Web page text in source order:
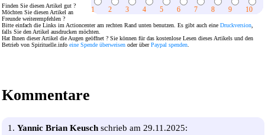
1 2 3 4 5 6 7 8 9 10
Finden Sie diesen Artikel gut ?
Möchten Sie diesen Artikel an
Freunde weiterempfehlen ?
Bitte einfach die Links im Actioncenter am rechten Rand unten benutzen. Es gibt auch eine Druckversion,
falls Sie den Artikel ausdrucken möchten.
Hat Ihnen dieser Artikel die Augen geöffnet ? Sie können für das kostenlose Lesen dieses Artikels und den
Betrieb von Spirituelle.info eine Spende überweisen oder überPaypal spenden.
Kommentare
1. Yannic Brian Keusch schrieb am 29.11.2025: